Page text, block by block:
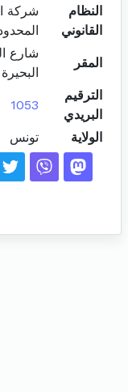
النظام
القانوني
شركة
المقر
شارع
الترقيم
البريدي
1053
الولاية تونس